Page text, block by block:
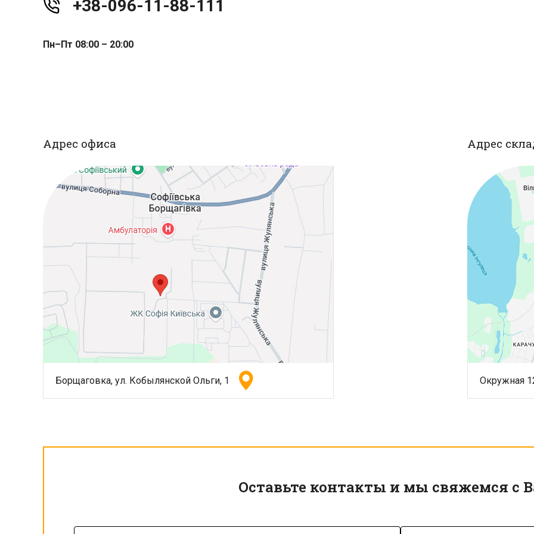
+38-096-11-88-111
Пн–Пт 08:00 – 20:00
Адрес офиса
Борщаговка, ул. Кобылянской Ольги, 1
Адрес
Окружная
Оставьте контакты и мы свяжемся с